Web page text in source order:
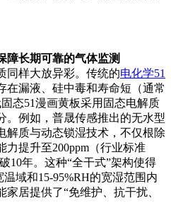
障长期可靠的气体监测
同样大放异彩。传统的电化学51
在漏液、硅中毒和寿命短（通常
态51漫画黄板采用固态电解质
。例如，普晟传感推出的无水型
解质与动态锁湿技术，不仅根除
力提升至200ppm（行业标准
10年。这种“全干式”架构使得
域和15-95%RH的宽湿范围内
居提供了“免维护、抗干扰、